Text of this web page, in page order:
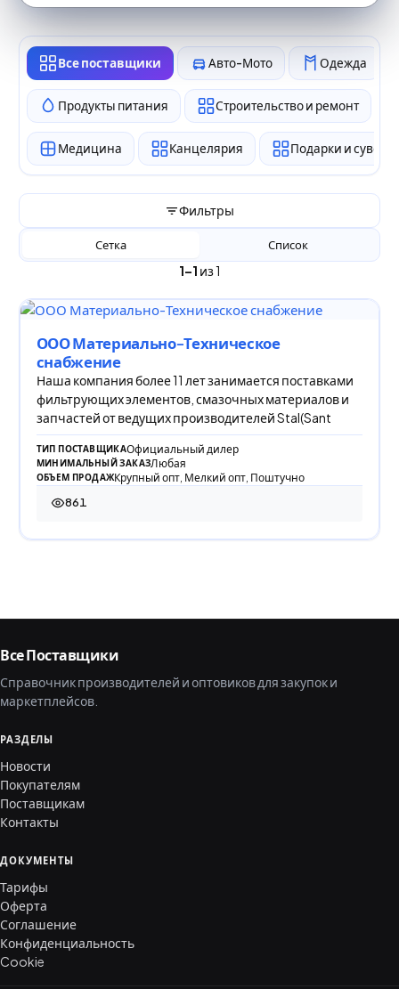
Все поставщики Авто-Мото Одежда
Продукты питания Строительство и ремонт
Медицина Канцелярия Подарки и
Фильтры
1–1 из 1
Сетка Список
ООО Материально-Техническое
снабжение
Наша компания более 11 лет занимается поставками
фильтрующих элементов, смазочных материалов и
запчастей от ведущих производителей Stal(Sant
ТИП ПОСТАВЩИКАОфициальный дилер
МИНИМАЛЬНЫЙ ЗАКАЗЛюбая
ОБЪЕМ ПРОДАЖКрупный опт, Мелкий опт, Поштучно
861
861 просмотр
Все Поставщики
Справочник производителей и оптовиков для закупок и
маркетплейсов.
РАЗДЕЛЫ
Новости
Покупателям
Поставщикам
Контакты
ДОКУМЕНТЫ
Тарифы
Оферта
Соглашение
Конфиденциальность
Cookie